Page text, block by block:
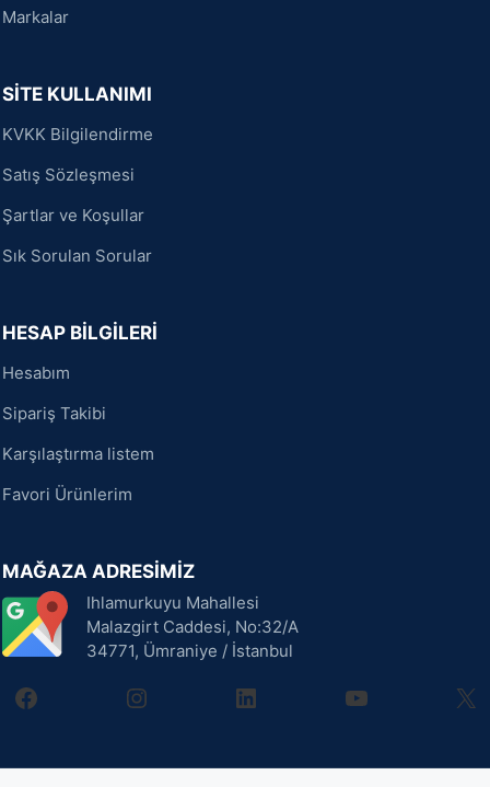
Markalar
SİTE KULLANIMI
KVKK Bilgilendirme
Satış Sözleşmesi
Şartlar ve Koşullar
Sık Sorulan Sorular
HESAP BİLGİLERİ
Hesabım
Sipariş Takibi
Karşılaştırma listem
Favori Ürünlerim
MAĞAZA ADRESİMİZ
Ihlamurkuyu Mahallesi
Malazgirt Caddesi, No:32/A
34771, Ümraniye / İstanbul
facebookinstagramlinkedin youtube X